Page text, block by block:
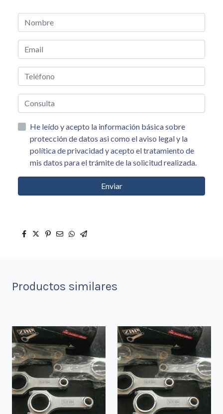
He leído y acepto la información básica sobre
protección de datos asi como el aviso legal y la
política de privacidad y acepto el tratamiento de
mis datos para el trámite de la solicitud realizada.
Enviar
Productos similares